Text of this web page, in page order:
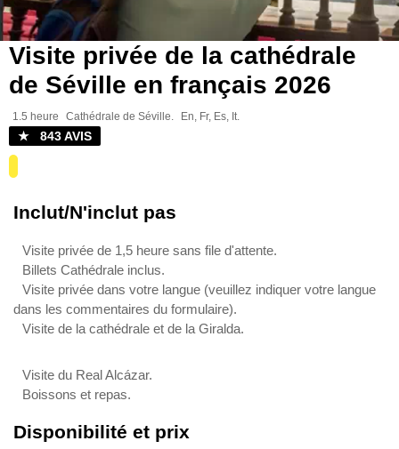
Visite privée de la cathédrale
de Séville en français 2026
1.5 heure Cathédrale de Séville. En, Fr, Es, It.
★ 843 AVIS
Inclut/N'inclut pas
Visite privée de 1,5 heure sans file d'attente.
Billets Cathédrale inclus.
Visite privée dans votre langue (veuillez indiquer votre langue
dans les commentaires du formulaire).
Visite de la cathédrale et de la Giralda.
Visite du Real Alcázar.
Boissons et repas.
Disponibilité et prix